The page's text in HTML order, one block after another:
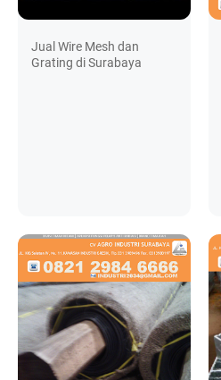
Jual Wire Mesh dan
Grating di Surabaya